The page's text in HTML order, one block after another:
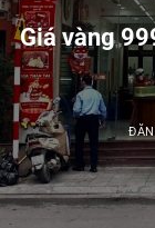
Giá vàng